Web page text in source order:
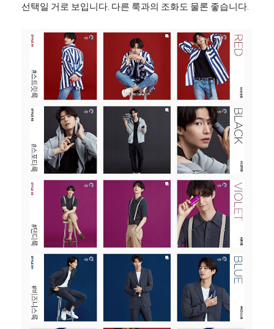
선택일 거로 보입니다. 다른 룩과의 조화도 물론 좋습니다.